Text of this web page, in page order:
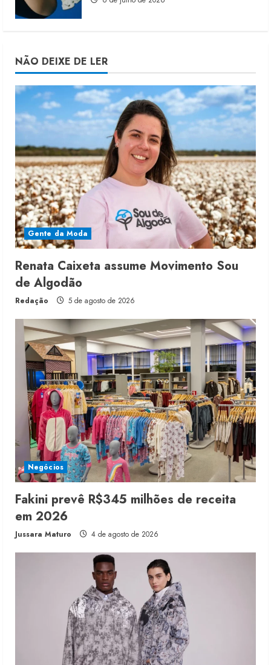
NÃO DEIXE DE LER
Gente da Moda
Renata Caixeta assume Movimento Sou
de Algodão
Redação 5 de agosto de 2026
Negócios
Fakini prevê R$345 milhões de receita
em 2026
Jussara Maturo 4 de agosto de 2026